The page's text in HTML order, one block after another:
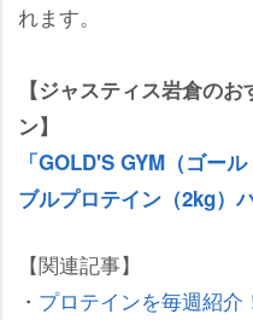
れます。
【ジャスティス岩倉の
ン】
「GOLD'S GYM（ゴー
ブルプロテイン（2kg）
【関連記事】
・ プロテインを毎週紹介